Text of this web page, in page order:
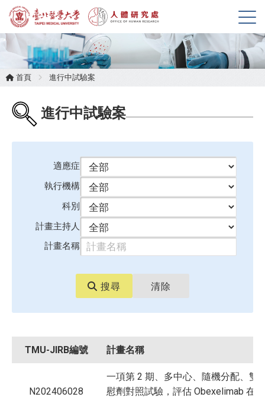
展
開
選
單
首頁 進行中試驗案
進行中試驗案
適應症
執行機構
科別
計畫主持人
計畫名稱
搜尋 清除
TMU-JIRB編號 計畫名稱
N202406028
一項第 2 期、多中心、隨機分配、雙
慰劑對照試驗，評估 Obexelimab 在